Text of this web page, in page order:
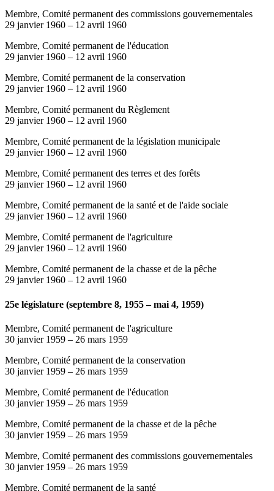
Membre, Comité permanent des commissions gouvernementales
29 janvier 1960 – 12 avril 1960
Membre, Comité permanent de l'éducation
29 janvier 1960 – 12 avril 1960
Membre, Comité permanent de la conservation
29 janvier 1960 – 12 avril 1960
Membre, Comité permanent du Règlement
29 janvier 1960 – 12 avril 1960
Membre, Comité permanent de la législation municipale
29 janvier 1960 – 12 avril 1960
Membre, Comité permanent des terres et des forêts
29 janvier 1960 – 12 avril 1960
Membre, Comité permanent de la santé et de l'aide sociale
29 janvier 1960 – 12 avril 1960
Membre, Comité permanent de l'agriculture
29 janvier 1960 – 12 avril 1960
Membre, Comité permanent de la chasse et de la pêche
29 janvier 1960 – 12 avril 1960
25e législature (septembre 8, 1955 – mai 4, 1959)
Membre, Comité permanent de l'agriculture
30 janvier 1959 – 26 mars 1959
Membre, Comité permanent de la conservation
30 janvier 1959 – 26 mars 1959
Membre, Comité permanent de l'éducation
30 janvier 1959 – 26 mars 1959
Membre, Comité permanent de la chasse et de la pêche
30 janvier 1959 – 26 mars 1959
Membre, Comité permanent des commissions gouvernementales
30 janvier 1959 – 26 mars 1959
Membre, Comité permanent de la santé